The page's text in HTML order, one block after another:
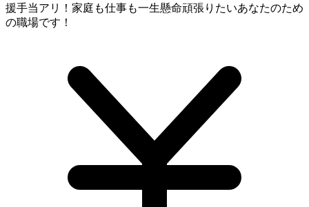
援手当アリ！家庭も仕事も一生懸命頑張りたいあなたのため
の職場です！